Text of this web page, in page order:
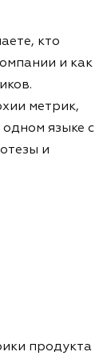
кто
и как
метрик,
языке с
и
продукта